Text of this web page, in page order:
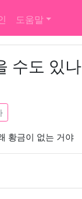
도움말
수도 있나
황금이 없는 거야